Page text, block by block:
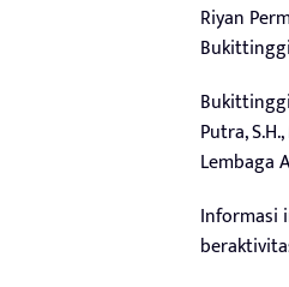
Riyan
Bukittinggi
Putra,
Lembaga
Informasi